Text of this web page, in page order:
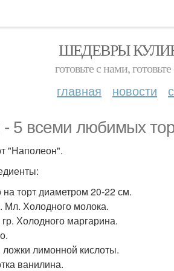
ШЕДЕВРЫ
готовьте с нами,
главная новости
- 5 всеми любимых
"Наполеон".
на торт диаметром 20-22 см.
Мл. Холодного молока.
Холодного маргарина.
ложки лимонной кислоты.
ванилина.